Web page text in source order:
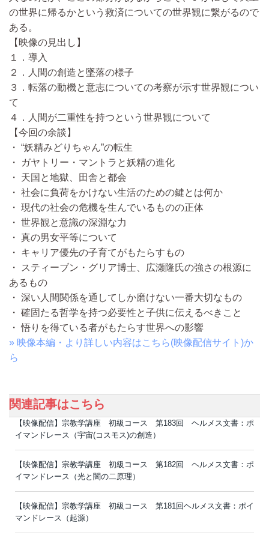
の世界に帰るかという救済についての世界観に繋がるので
ある。
【映像の見出し】
１．導入
２．人間の創造と墜落の様子
３．転落の動機と意志についての考察が示す世界観につい
て
４．人間が二重性を持つという世界観について
【今回の余談】
・ “妖精みどりちゃん”の転生
・ ガヤトリー・マントラと妖精の進化
・ 天国と地獄、田舎と都会
・ 社会に負荷をかけない生活のための鍵とは何か
・ 現代の社会の危機を生んでいるものの正体
・ 世界観と意識の深淵な力
・ 真の男女平等について
・ キャリア優先の子育てがもたらすもの
・ スティーブン・グリア博士、広瀬隆氏の強さの根源に
あるもの
・ 深い人間関係を通してしか磨けない一番大切なもの
・ 確固たる哲学を持つ必要性と子供に伝えるべきこと
・ 悟りを得ている者がもたらす世界への影響
» 映像本編・より詳しい内容はこちら(映像配信サイト)か
ら
関連記事はこちら
【映像配信】宗教学講座 初級コース 第183回 ヘルメス文書：ポ
イマンドレース（宇宙(コスモス)の創造）
【映像配信】宗教学講座 初級コース 第182回 ヘルメス文書：ポ
イマンドレース（光と闇の二原理）
【映像配信】宗教学講座 初級コース 第181回ヘルメス文書：ポイ
マンドレース（起源）